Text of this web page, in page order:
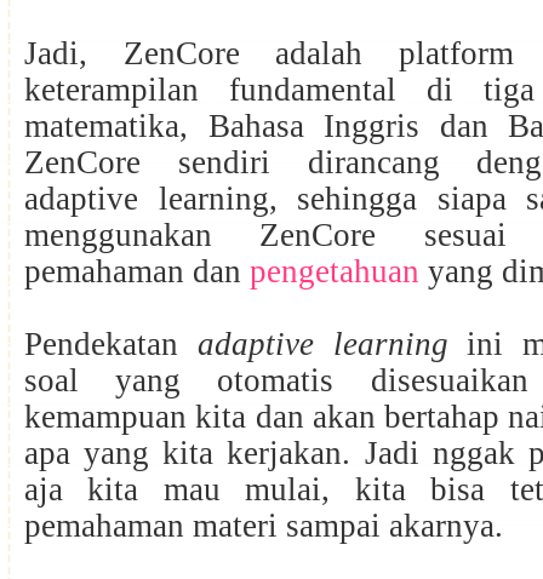
Jadi, ZenCore adalah platform
keterampilan fundamental di
matematika, Bahasa Inggris dan
ZenCore sendiri dirancang
adaptive learning, sehingga siapa
menggunakan ZenCore
pemahaman dan pengetahuan yang
Pendekatan adaptive learning ini
soal yang otomatis
kemampuan kita dan akan bertahap
apa yang kita kerjakan. Jadi nggak
aja kita mau mulai, kita bisa
pemahaman materi sampai akarnya.